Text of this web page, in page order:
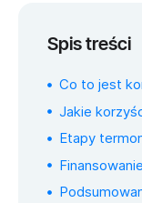
Spis treści
Co to jest
Jakie
Etapy